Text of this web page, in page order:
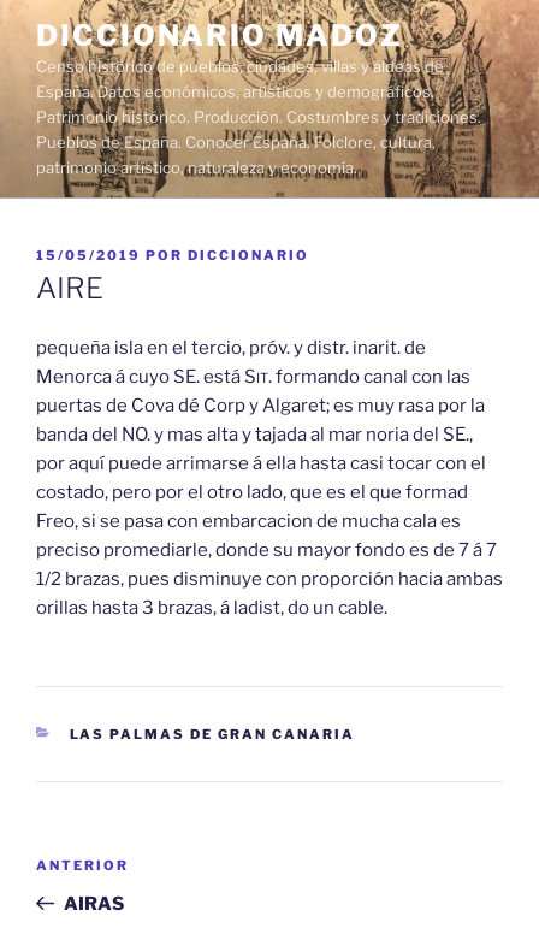
contenido
DICCIONARIO MADOZ
Censo histórico de pueblos, ciudades, villas y aldeas de
España. Datos económicos, artísticos y demográficos.
Patrimonio histórico. Producción. Costumbres y tradiciones.
Pueblos de España. Conocer España. Folclore, cultura,
patrimonio artístico, naturaleza y economía.
PUBLICADO
EL
15/05/2019 POR DICCIONARIO
AIRE
pequeña isla en el tercio, próv. y distr. inarit. de
Menorca á cuyo SE. está Sit.formando canal con las
puertas de Cova dé Corp y Algaret; es muy rasa por la
banda del NO. y mas alta y tajada al mar noria del SE.,
por aquí puede arrimarse á ella hasta casi tocar con el
costado, pero por el otro lado, que es el que formad
Freo, si se pasa con embarcacion de mucha cala es
preciso promediarle, donde su mayor fondo es de 7 á 7
1/2 brazas, pues disminuye con proporción hacia ambas
orillas hasta 3 brazas, á ladist, do un cable.
CATEGORÍAS
LAS PALMAS DE GRAN CANARIA
entradas
Entrada
anterior:
ANTERIOR
AIRAS